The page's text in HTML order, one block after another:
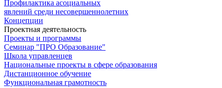
Профилактика асоциальных
явлений среди несовершеннолетних
Концепции
Проектная деятельность
Проекты и программы
Семинар "ПРО Образование"
Школа управленцев
Национальные проекты в сфере образования
Дистанционное обучение
Функциональная грамотность